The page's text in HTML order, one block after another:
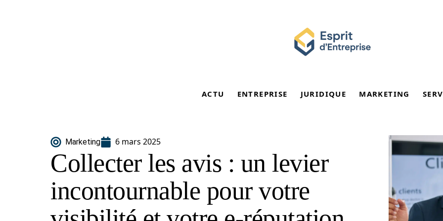
ACTU ENTREPRISE JURIDIQUE MARKETING
Marketing 6 mars 2025
Collecter les avis : un levier
incontournable pour votre